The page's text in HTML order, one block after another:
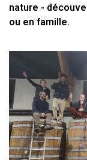
nature -
ou en famille.